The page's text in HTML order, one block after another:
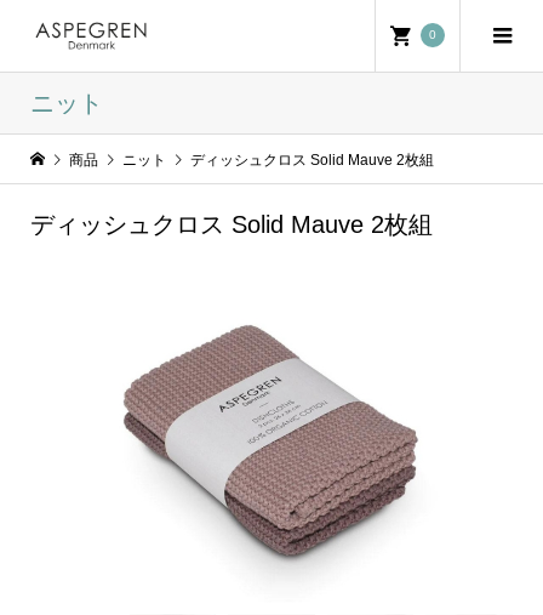
0
ニット
商品 ニット ディッシュクロス Solid Mauve 2枚組
ディッシュクロス Solid Mauve 2枚組